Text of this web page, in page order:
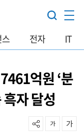
전자 IT
억원 ‘분
자 달성